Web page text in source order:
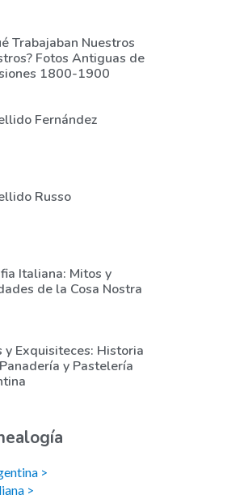
Trabajaban Nuestros
Fotos Antiguas de
1800-1900
Fernández
Russo
Italiana: Mitos y
de la Cosa Nostra
y Exquisiteces: Historia
y Pastelería
>
>